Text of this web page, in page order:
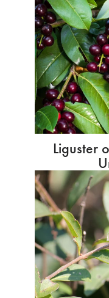
Liguster